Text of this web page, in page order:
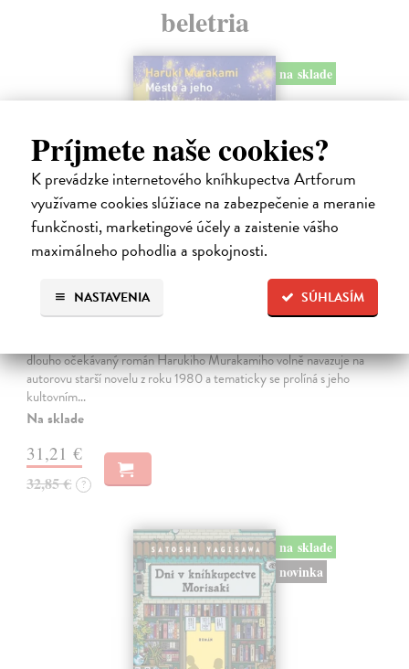
Príjmete naše cookies?
K prevádzke internetového kníhkupectva Artforum
využívame cookies slúžiace na zabezpečenie a meranie
funkčnosti, marketingové účely a zaistenie vášho
maximálneho pohodlia a spokojnosti.
SÚHLASÍM
NASTAVENIA
beletria
na sklade
Město a jeho nejisté zdi
Murakami Haruki| Kniha
dlouho očekávaný román Harukiho Murakamiho volně navazuje na
autorovu starší novelu z roku 1980 a tematicky se prolíná s jeho
kultovním…
Na sklade
31,21 €
32,85 € ?
na sklade
novinka